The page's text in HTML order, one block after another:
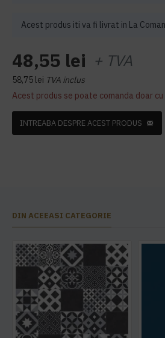
Acest produs iti va fi livrat in La
48,55 lei + TVA
58,75 lei TVA inclus
Acest produs se poate comanda doar cu
INTREABA DESPRE ACEST PRODUS
DIN ACEEASI CATEGORIE